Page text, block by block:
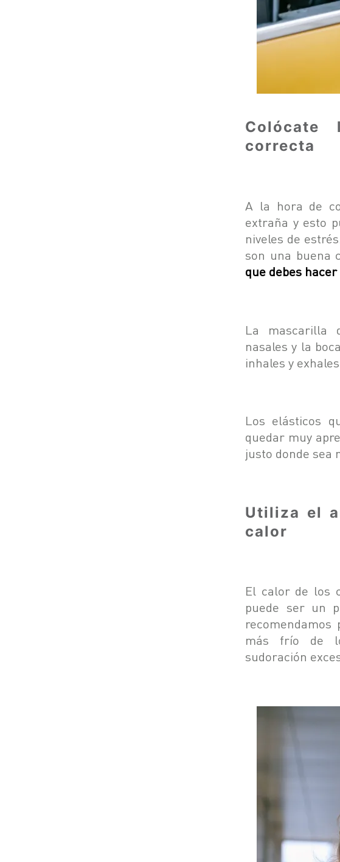
Colócate
correcta
A la hora de
extraña y esto
niveles de
son una buena
que debes
La mascarilla
nasales y la
inhales y
Los elásticos
quedar muy
justo donde sea
Utiliza el
calor
El calor de los
puede ser un
más frío de
sudoración